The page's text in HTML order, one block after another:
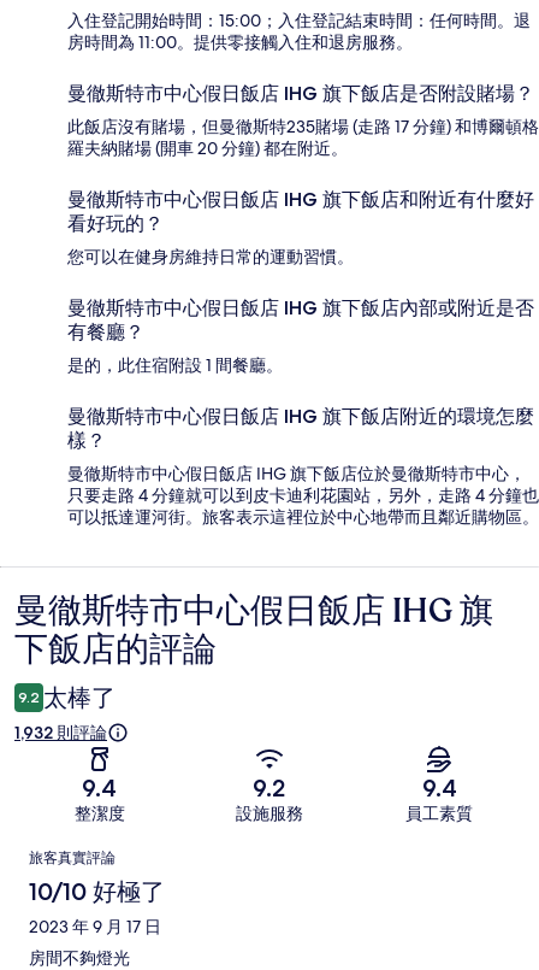
入住登記開始時間：15:00；入住登記結束時間：任何時間。退
房時間為 11:00。提供零接觸入住和退房服務。
曼徹斯特市中心假日飯店 IHG 旗下飯店是否附設賭場？
此飯店沒有賭場，但曼徹斯特235賭場 (走路 17 分鐘) 和博爾頓格
羅夫納賭場 (開車 20 分鐘) 都在附近。
曼徹斯特市中心假日飯店 IHG 旗下飯店和附近有什麼好
看好玩的？
您可以在健身房維持日常的運動習慣。
曼徹斯特市中心假日飯店 IHG 旗下飯店內部或附近是否
有餐廳？
是的，此住宿附設 1 間餐廳。
曼徹斯特市中心假日飯店 IHG 旗下飯店附近的環境怎麼
樣？
曼徹斯特市中心假日飯店 IHG 旗下飯店位於曼徹斯特市中心，
只要走路 4 分鐘就可以到皮卡迪利花園站，另外，走路 4 分鐘也
可以抵達運河街。旅客表示這裡位於中心地帶而且鄰近購物區。
評
論
曼徹斯特市中心假日飯店 IHG 旗
下飯店的評論
9.2 太棒了
1,932 則評論
9.4
整潔度
9.2
設施服務
9.4
員工素質
評
論
旅客真實評論
10/10 好極了
2023 年 9 月 17 日
房間不夠燈光